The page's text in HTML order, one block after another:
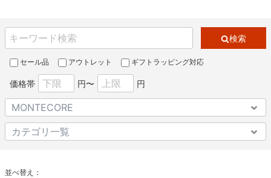
検索
セール品 アウトレット ギフトラッピング対応
価格帯 円〜 円
並べ替え：